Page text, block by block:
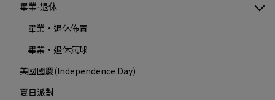
畢業·退休
畢業·退休佈置
畢業·退休氣球
美國國慶(Independence Day)
夏日派對